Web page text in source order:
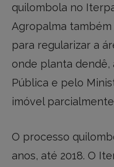
quilombola no
Agropalma
para regularizar a
onde planta
Pública e pelo
imóvel
O processo
anos, até 2018. O